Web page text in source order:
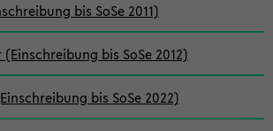
bis SoSe 2011)
bis SoSe 2012)
bis SoSe 2022)